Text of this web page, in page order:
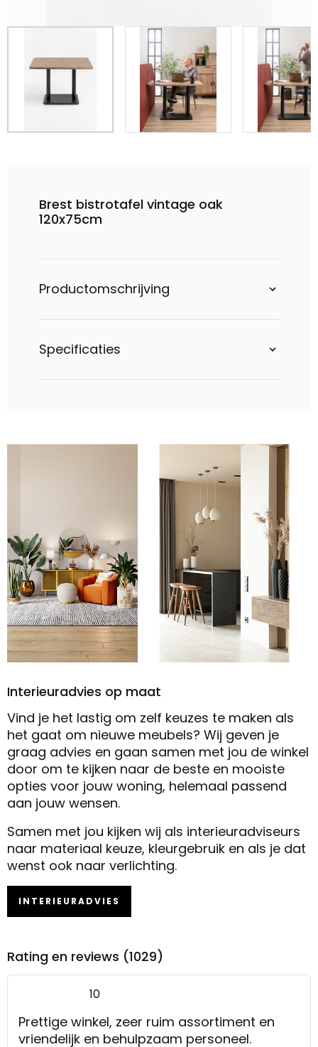
Brest bistrotafel vintage oak
120x75cm
Productomschrijving
Specificaties
Interieuradvies op maat
Vind je het lastig om zelf keuzes te maken als
het gaat om nieuwe meubels? Wij geven je
graag advies en gaan samen met jou de winkel
door om te kijken naar de beste en mooiste
opties voor jouw woning, helemaal passend
aan jouw wensen.
Samen met jou kijken wij als interieuradviseurs
naar materiaal keuze, kleurgebruik en als je dat
wenst ook naar verlichting.
INTERIEURADVIES
Rating en reviews (1029)
10
Prettige winkel, zeer ruim assortiment en
vriendelijk en behulpzaam personeel.